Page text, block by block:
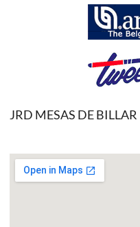
JRD MESAS DE BILLAR